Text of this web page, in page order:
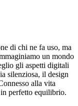
di chi ne fa uso, ma
un mondo
gli aspetti digitali
silenziosa, il design
alla vita
perfetto equilibrio.